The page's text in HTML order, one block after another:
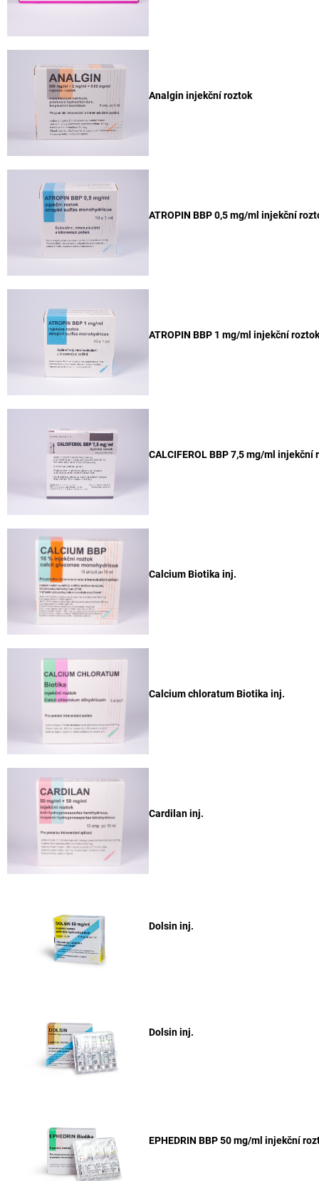
Analgin injekční roztok
ATROPIN BBP 0,5 mg/ml injekční
ATROPIN BBP 1 mg/ml injekční roztok
CALCIFEROL BBP 7,5 mg/ml injekční
Calcium Biotika inj.
Calcium chloratum Biotika inj.
Cardilan inj.
Dolsin inj.
Dolsin inj.
EPHEDRIN BBP 50 mg/ml injekční